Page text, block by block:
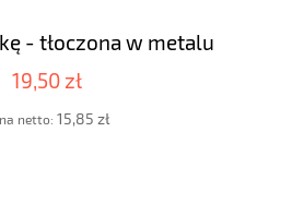
- tłoczona w metalu
19,50 zł
netto: 15,85 zł